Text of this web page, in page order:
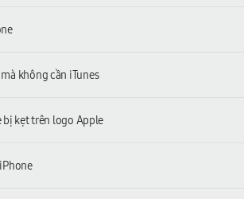
không cần iTunes
bị kẹt trên logo Apple